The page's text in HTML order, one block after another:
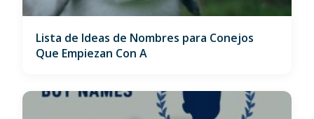
Lista de Ideas de Nombres para Conejos
Que Empiezan Con A